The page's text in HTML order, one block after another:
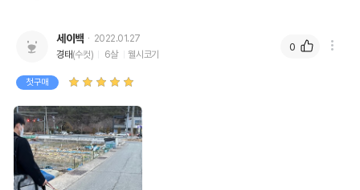
세이백
2022.01.27
경태(수컷) 6살 웰시코기
첫구매
0